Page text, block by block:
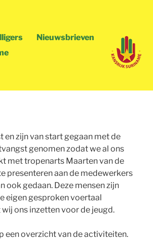
Nieuwsbrieven
en zijn van start gegaan met de
genomen zodat we al ons
met tropenarts Maarten van de
presenteren aan de medewerkers
ook gedaan. Deze mensen zijn
eigen gesproken voertaal
ons inzetten voor de jeugd.
een overzicht van de activiteiten.